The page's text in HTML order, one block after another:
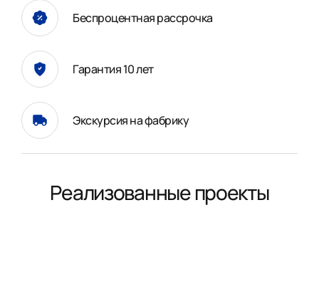
Беспроцентная рассрочка
Гарантия 10 лет
Экскурсия на фабрику
Реализованные проекты